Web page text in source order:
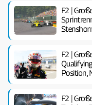
F2 |
F2 |
Position,
F2 |